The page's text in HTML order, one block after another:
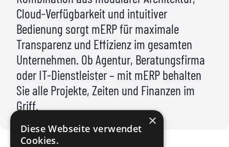
Cloud-Verfügbarkeit und intuitiver
Bedienung sorgt mERP für maximale
Transparenz und Effizienz im gesamten
Unternehmen. Ob Agentur, Beratungsfirma
oder IT-Dienstleister – mit mERP behalten
Sie alle Projekte, Zeiten und Finanzen im
Griff.
×
Diese Webseite verwendet
Cookies.